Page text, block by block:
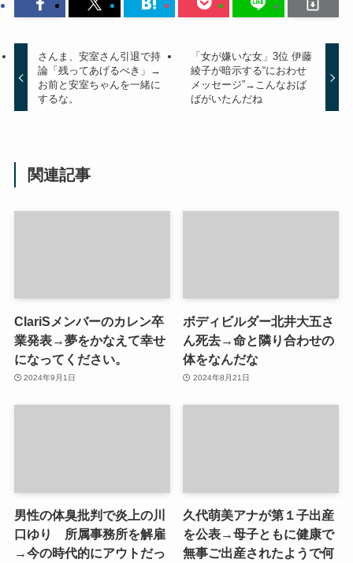
さんま、安室さん引退で持
論「残ってあげるべき」→
お前と安室ちゃんを一緒に
するな。
「女が嫌いな女」3位 伊藤
綾子が暗示する“におわせ
メッセージ”→こんなおば
ばがいたんだね
関連記事
ClariSメンバーのカレン卒
業発表→夢をかなえて幸せ
になってください。
2024年9月1日
ボディビルダー北井大五さ
ん死去→命と隣り合わせの
体をなんだな
2024年8月21日
男性の体臭批判で炎上の川
口ゆり 所属事務所を解雇
→今の時代的にアウトだっ
久代萌美アナが第１子出産
を公表→母子ともに健康で
無事ご出産されたようで何